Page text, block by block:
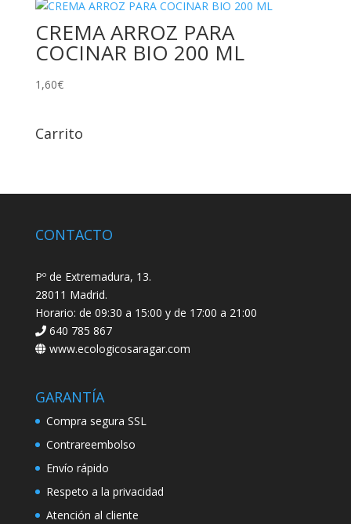
CREMA ARROZ PARA
COCINAR BIO 200 ML
1,60€
Carrito
CONTACTO
Pº de Extremadura, 13.
28011 Madrid.
Horario: de 09:30 a 15:00 y de 17:00 a 21:00
640 785 867
www.ecologicosaragar.com
GARANTÍA
Compra segura SSL
Contrareembolso
Envío rápido
Respeto a la privacidad
Atención al cliente